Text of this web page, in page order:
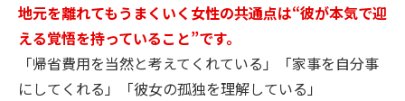
地元を離れてもうまくいく女性の共通点は“彼が本気で迎
える覚悟を持っていること”です。
「帰省費用を当然と考えてくれている」「家事を自分事
にしてくれる」「彼女の孤独を理解している」